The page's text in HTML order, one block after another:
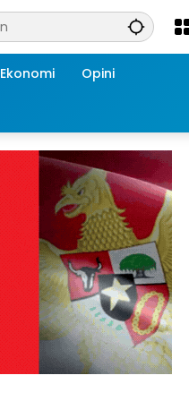
Ekonomi Opini